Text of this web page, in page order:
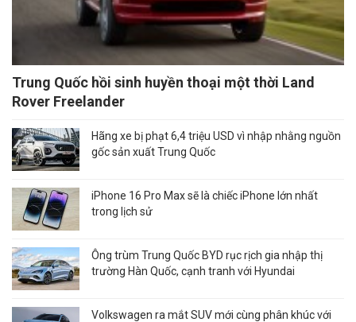
Trung Quốc hồi sinh huyền thoại một thời Land
Rover Freelander
Hãng xe bị phạt 6,4 triệu USD vì nhập nhằng nguồn
gốc sản xuất Trung Quốc
iPhone 16 Pro Max sẽ là chiếc iPhone lớn nhất
trong lịch sử
Ông trùm Trung Quốc BYD rục rịch gia nhập thị
trường Hàn Quốc, cạnh tranh với Hyundai
Volkswagen ra mắt SUV mới cùng phân khúc với